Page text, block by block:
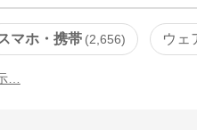
マホ・携帯 2,656 ウェ
…